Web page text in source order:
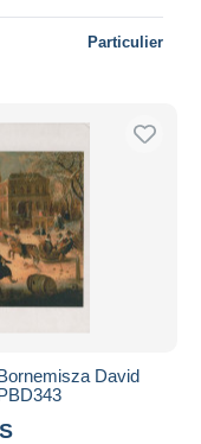
Particulier
David